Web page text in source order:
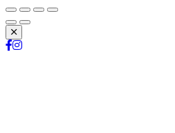
Schließen